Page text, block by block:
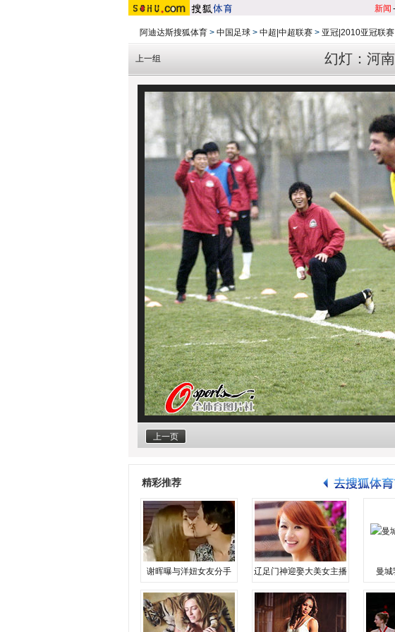
新闻 -
阿迪达斯搜狐体育 > 中国足球 > 中超|中超联赛 > 亚冠|2010亚冠联赛
幻灯：河
上一组
上一页
精彩推荐
谢晖曝与洋妞女友分手 辽足门神迎娶大美女主播 曼城